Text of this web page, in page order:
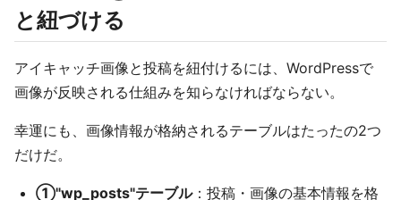
と紐づける
アイキャッチ画像と投稿を紐付けるには、WordPressで
画像が反映される仕組みを知らなければならない。
幸運にも、画像情報が格納されるテーブルはたったの2つ
だけだ。
①"wp_posts"テーブル：投稿・画像の基本情報を格